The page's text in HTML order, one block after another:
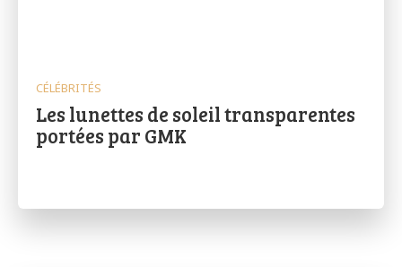
CÉLÉBRITÉS
Les lunettes de soleil transparentes
portées par GMK